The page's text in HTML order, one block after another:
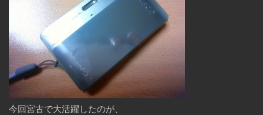
今回宮古で大活躍したのが、